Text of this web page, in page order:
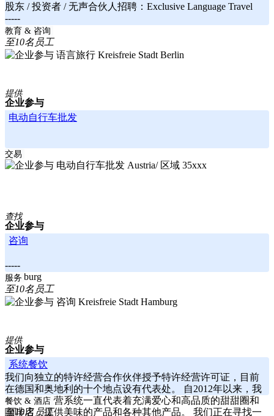
股东 / 投资者 / 无声合伙人招聘：Exclusive Language Travel
-----
Berlin
教育 & 咨询
至10名员工
Kreisfreie Stadt Berlin
提供
企业参与
电动自行车批发
交易
Austria/ 区域 35xxx
查找
企业参与
咨询
-----
Hamburg
服务
至10名员工
Kreisfreie Stadt Hamburg
提供
企业参与
系统餐饮
我们向独立的特许经营合作伙伴授予特许经营许可证，目前
在德国和奥地利的十个地点设有代表处。 自2012年以来，我
们的特许经营系统一直代表着充满爱心和高品质的甜甜圈和
咖啡店，提供美味的产品和各种其他产品。 我们正在寻找一
餐饮 & 酒店
至10名员工